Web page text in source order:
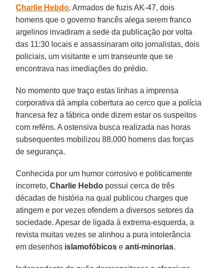
Charlie Hebdo. Armados de fuzis AK-47, dois
homens que o governo francês alega serem franco
argelinos invadiram a sede da publicação por volta
das 11:30 locais e assassinaram oito jornalistas, dois
policiais, um visitante e um transeunte que se
encontrava nas imediações do prédio.
No momento que traço estas linhas a imprensa
corporativa dá ampla cobertura ao cerco que a polícia
francesa fez a fábrica onde dizem estar os suspeitos
com reféns. A ostensiva busca realizada nas horas
subsequentes mobilizou 88.000 homens das forças
de segurança.
Conhecida por um humor corrosivo e politicamente
incorreto,Charlie Hebdo possui cerca de três
décadas de história na qual publicou charges que
atingem e por vezes ofendem a diversos setores da
sociedade. Apesar de ligada à extrema-esquerda, a
revista muitas vezes se alinhou a pura intolerância
em desenhos islamofóbicos eanti-minorias.